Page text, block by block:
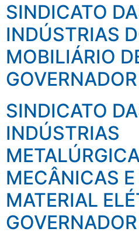
SINDICATO
INDÚSTRIAS
MOBILIÁRIO
SINDICATO
INDÚSTRIAS
MECÂNICAS E
MATERIAL